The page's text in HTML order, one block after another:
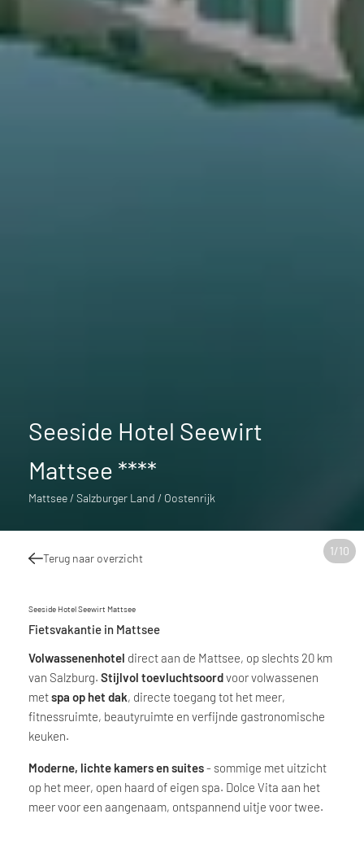
1/10
Seeside Hotel Seewirt
Mattsee ****
Mattsee / Salzburger Land / Oostenrijk
Terug naar overzicht
Seeside Hotel Seewirt Mattsee
Fietsvakantie in Mattsee
Volwassenenhotel direct aan de Mattsee, op slechts 20 km
van Salzburg. Stijlvol toevluchtsoordvoor volwassenen
metspa op het dak, directe toegang tot het meer,
fitnessruimte, beautyruimte en verfijnde gastronomische
keuken.
Moderne, lichte kamers en suites- sommige met uitzicht
op het meer, open haard of eigen spa. Dolce Vita aan het
meer voor een aangenaam, ontspannend uitje voor twee.